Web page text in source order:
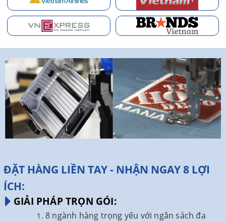
ĐẶT HÀNG LIỀN TAY - NHẬN NGAY 8 LỢI
ÍCH:
GIẢI PHÁP TRỌN GÓI:
8 ngành hàng trọng yếu với ngân sách đa